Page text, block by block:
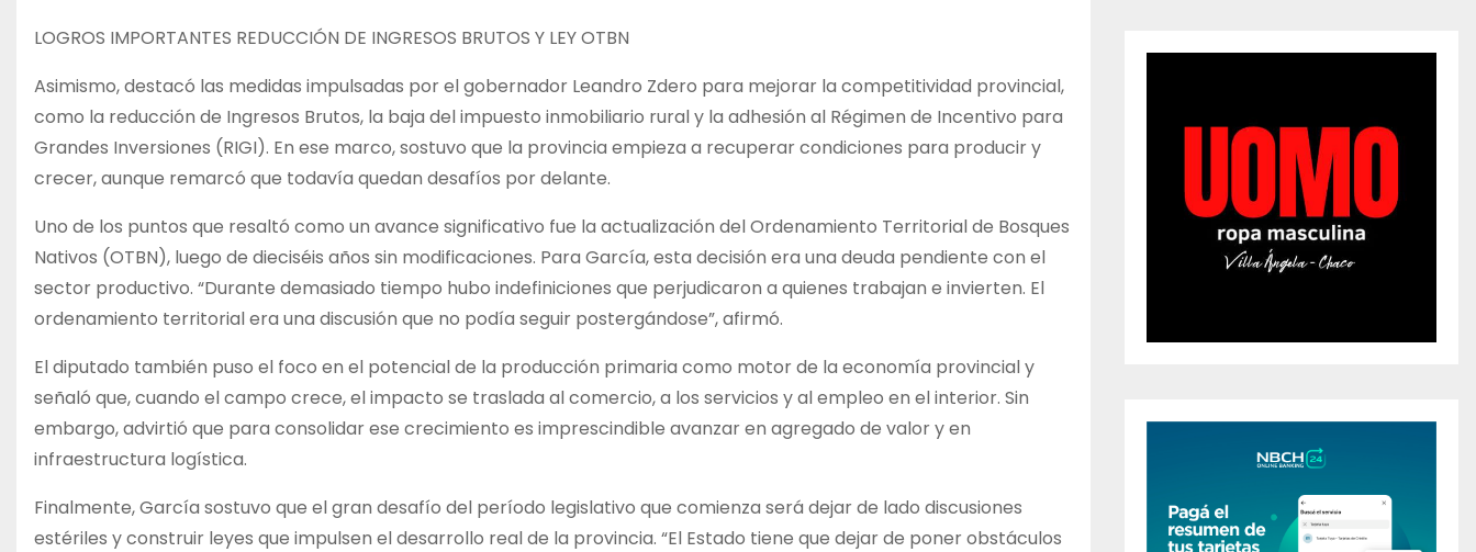
LOGROS IMPORTANTES REDUCCIÓN DE INGRESOS BRUTOS Y LEY OTBN
Asimismo, destacó las medidas impulsadas por el gobernador Leandro Zdero para mejorar la competitividad provincial,
como la reducción de Ingresos Brutos, la baja del impuesto inmobiliario rural y la adhesión al Régimen de Incentivo para
Grandes Inversiones (RIGI). En ese marco, sostuvo que la provincia empieza a recuperar condiciones para producir y
crecer, aunque remarcó que todavía quedan desafíos por delante.
Uno de los puntos que resaltó como un avance significativo fue la actualización del Ordenamiento Territorial de Bosques
Nativos (OTBN), luego de dieciséis años sin modificaciones. Para García, esta decisión era una deuda pendiente con el
sector productivo. “Durante demasiado tiempo hubo indefiniciones que perjudicaron a quienes trabajan e invierten. El
ordenamiento territorial era una discusión que no podía seguir postergándose”, afirmó.
El diputado también puso el foco en el potencial de la producción primaria como motor de la economía provincial y
señaló que, cuando el campo crece, el impacto se traslada al comercio, a los servicios y al empleo en el interior. Sin
embargo, advirtió que para consolidar ese crecimiento es imprescindible avanzar en agregado de valor y en
infraestructura logística.
Finalmente, García sostuvo que el gran desafío del período legislativo que comienza será dejar de lado discusiones
estériles y construir leyes que impulsen el desarrollo real de la provincia. “El Estado tiene que dejar de poner obstáculos